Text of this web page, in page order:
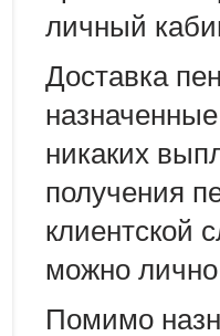
личный
Доставка
никаких
получения
клиентской
можно лично
Помимо